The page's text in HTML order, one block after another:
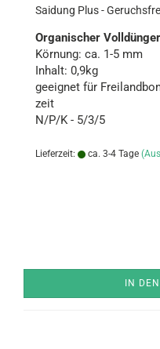
Sai­dung Plus -
Or­ga­ni­scher Voll­dün­ger
Kör­nung: ca. 1-5 mm
In­halt: 0,9kg
ge­eig­net für
zeit
N/P/K - 5/3/5
Lieferzeit: ca. 3-4 Tage
IN